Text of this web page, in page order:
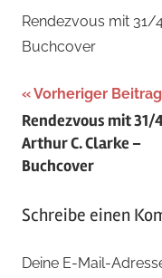
Rendezvous mit 31/
Buchcover
Vorheriger Beitrag
Rendezvous mit 31/
Arthur C. Clarke –
Buchcover
Schreibe einen
Deine E-Mail-